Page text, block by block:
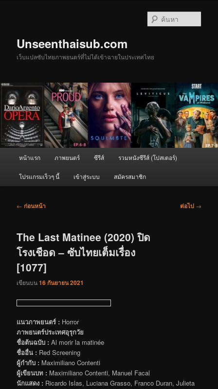
Unseenthaisub.com
เว็บแปลซับไทยภาพยนตร์ที่ไม่ได้เข้าฉายในประเทศไทย
หน้าแรก ภาพยนตร์ ซีรีส์ รวมหนังซีรีส์ (โปสเตอร์)
โปรแกรมเร็วๆ นี้ เข้าสู่ระบบ สมัครสมาชิก
เมนู
← ก่อนหน้า ต่อไป →
The Last Matinee (2020) ปิด
โรงเชือด – ซับไทยเต็มเรื่อง
[1077]
เขียนบน16 กันยายน 2021
แนวภาพยนตร์ : Horror
ภาพยนตร์ประเทศอุรุกวัย
ชื่อต้นฉบับ : Al morir la matinée
ชื่ออื่น : Red Screening
ผู้กำกับ : Maximiliano Contenti
ผู้เขียนบท : Maximiliano Contenti, Manuel Facal
นักแสดง : Ricardo Islas, Luciana Grasso, Franco Duran, Julieta